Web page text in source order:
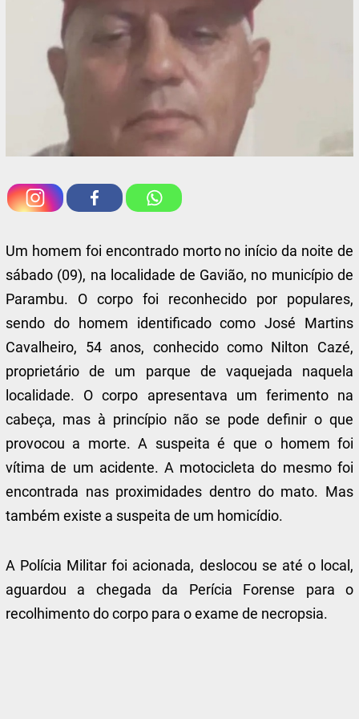
Um homem foi encontrado morto no início da noite de
sábado (09), na localidade de Gavião, no município de
Parambu. O corpo foi reconhecido por populares,
sendo do homem identificado como José Martins
Cavalheiro, 54 anos, conhecido como Nilton Cazé,
proprietário de um parque de vaquejada naquela
localidade. O corpo apresentava um ferimento na
cabeça, mas à princípio não se pode definir o que
provocou a morte. A suspeita é que o homem foi
vítima de um acidente. A motocicleta do mesmo foi
encontrada nas proximidades dentro do mato. Mas
também existe a suspeita de um homicídio.
A Polícia Militar foi acionada, deslocou se até o local,
aguardou a chegada da Perícia Forense para o
recolhimento do corpo para o exame de necropsia.